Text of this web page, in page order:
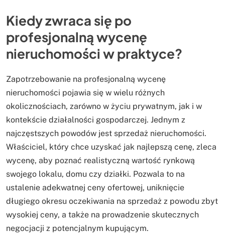
Kiedy zwraca się po
profesjonalną wycenę
nieruchomości w praktyce?
Zapotrzebowanie na profesjonalną wycenę
nieruchomości pojawia się w wielu różnych
okolicznościach, zarówno w życiu prywatnym, jak i w
kontekście działalności gospodarczej. Jednym z
najczęstszych powodów jest sprzedaż nieruchomości.
Właściciel, który chce uzyskać jak najlepszą cenę, zleca
wycenę, aby poznać realistyczną wartość rynkową
swojego lokalu, domu czy działki. Pozwala to na
ustalenie adekwatnej ceny ofertowej, uniknięcie
długiego okresu oczekiwania na sprzedaż z powodu zbyt
wysokiej ceny, a także na prowadzenie skutecznych
negocjacji z potencjalnym kupującym.